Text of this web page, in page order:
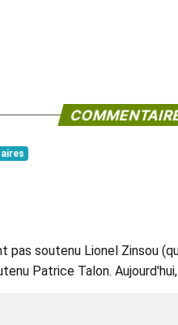
pas soutenu Lionel Zinsou
Patrice Talon.